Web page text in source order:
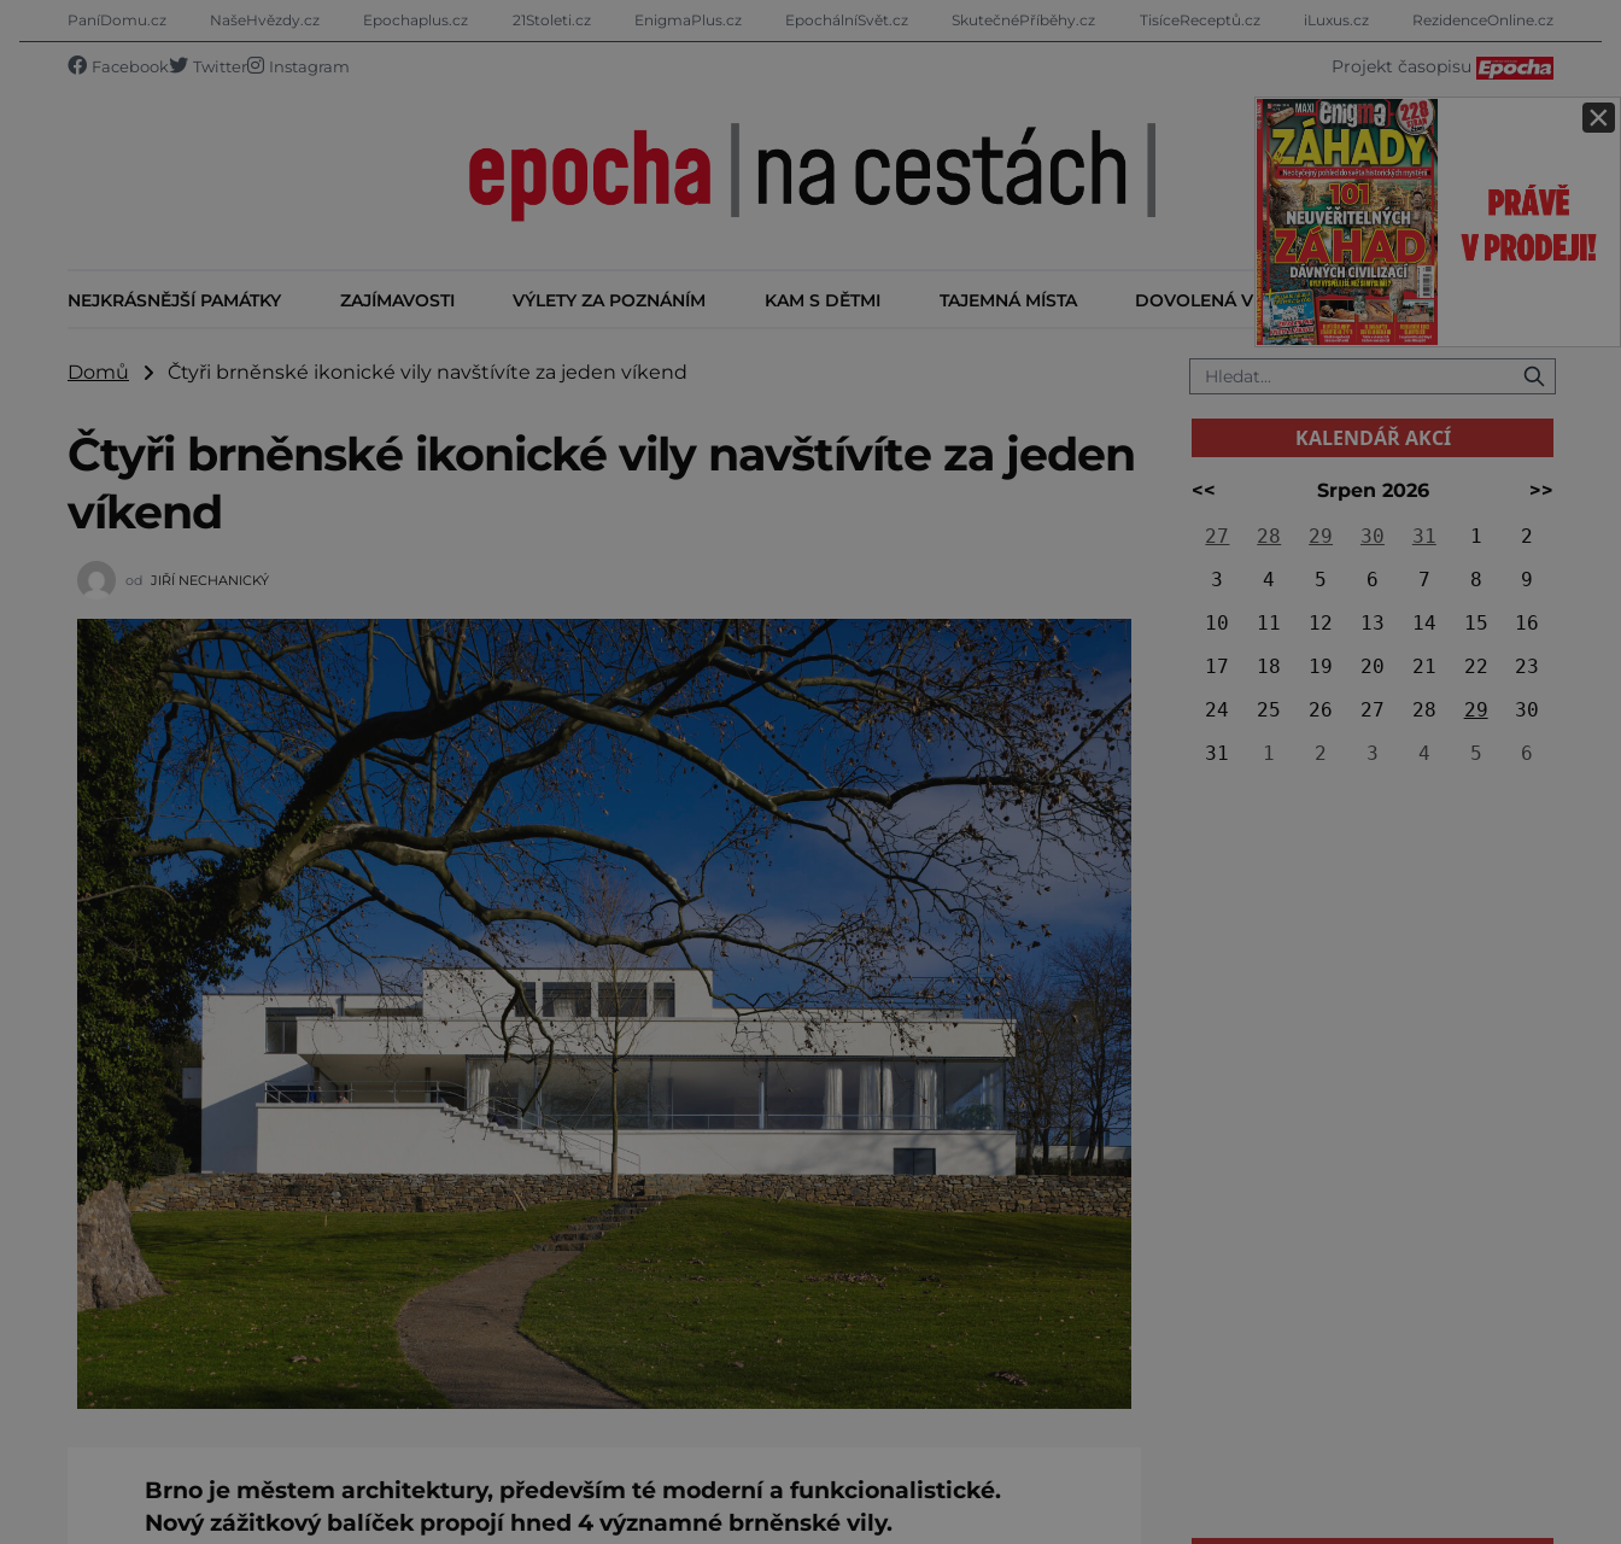
×
PaníDomu.cz NašeHvězdy.cz Epochaplus.cz 21Stoleti.cz EnigmaPlus.cz EpochálníSvět.cz SkutečnéPříběhy.cz TisíceReceptů.cz iLuxus.cz RezidenceOnline.cz
Facebook Twitter Instagram Projekt časopisu
NEJKRÁSNĚJŠÍ PAMÁTKY ZAJÍMAVOSTI VÝLETY ZA POZNÁNÍM KAM S DĚTMI TAJEMNÁ MÍSTA DOVOLENÁ V ZAHRANIČÍ KALENDÁŘ AKCÍ
Domů Čtyři brněnské ikonické vily navštívíte za jeden víkend
Čtyři brněnské ikonické vily navštívíte za jeden
víkend
od JIŘÍ NECHANICKÝ
Brno je městem architektury, především té moderní a funkcionalistické.
Nový zážitkový balíček propojí hned 4 významné brněnské vily.
KALENDÁŘ AKCÍ
<< Srpen 2026
>>
27
28 29 30 31 1
2
3
4 5 6 7 8
9
10
11 12 13 14 15
16
17
18 19 20 21 22
23
24
25 26 27 28 29
30
31
1 2 3 4 5 6